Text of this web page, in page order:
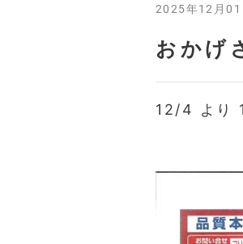
2025年12月01
おかげ
12/4 より